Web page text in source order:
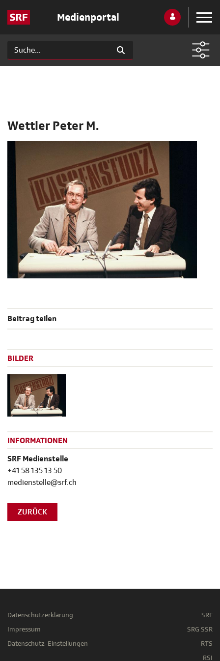
Medienportal
Wettler Peter M.
Beitrag teilen
BILDER
INFORMATIONEN
SRF Medienstelle
+41 58 135 13 50
medienstelle@srf.ch
ZURÜCK
Datenschutzerklärung
Impressum
Datenschutz-Einstellungen
SRF
SRG SSR
RTS
RSI